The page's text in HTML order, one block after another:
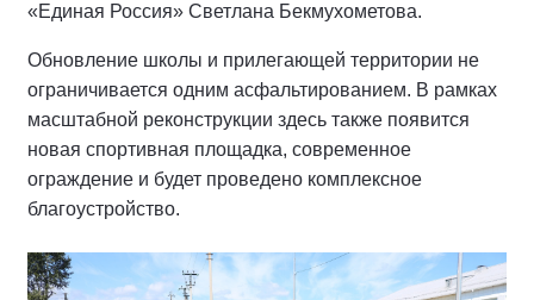
«Единая Россия» Светлана Бекмухометова.
Обновление школы и прилегающей территории не
ограничивается одним асфальтированием. В рамках
масштабной реконструкции здесь также появится
новая спортивная площадка, современное
ограждение и будет проведено комплексное
благоустройство.